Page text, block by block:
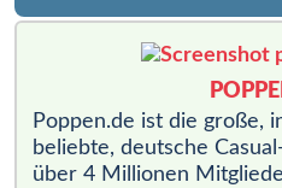
Poppen.de ist die große,
beliebte, deutsche
über 4 Millionen